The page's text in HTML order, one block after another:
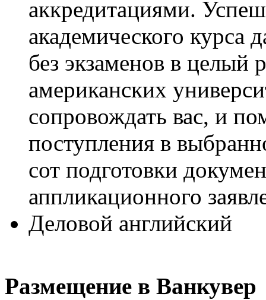
аккредитациями.
академического курса
без экзаменов в
американских
сопровождать вас, и
поступления в
сот подготовки
аппликационного
Деловой английский
Размещение в Ванкувер